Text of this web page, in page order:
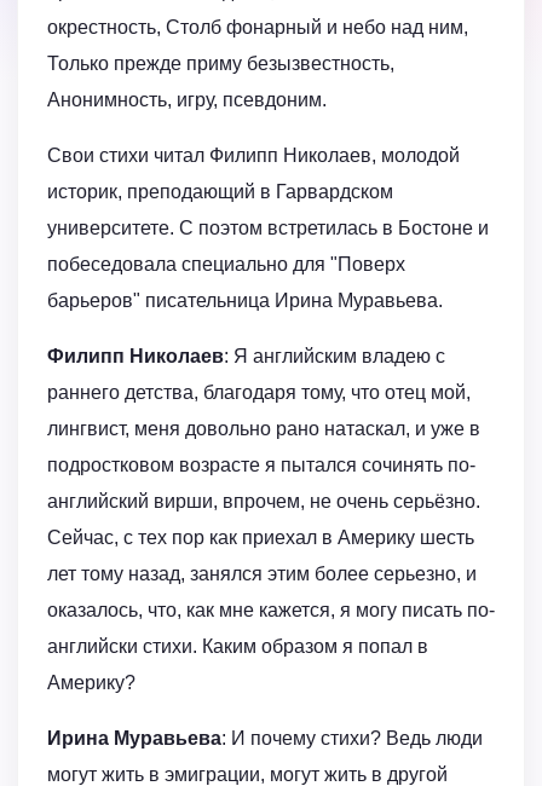
окрестность, Столб фонарный и небо над ним,
Только прежде приму безызвестность,
Анонимность, игру, псевдоним.
Свои стихи читал Филипп Николаев, молодой
историк, преподающий в Гарвардском
университете. С поэтом встретилась в Бостоне и
побеседовала специально для "Поверх
барьеров" писательница Ирина Муравьева.
Филипп Николаев: Я английским владею с
раннего детства, благодаря тому, что отец мой,
лингвист, меня довольно рано натаскал, и уже в
подростковом возрасте я пытался сочинять по-
английский вирши, впрочем, не очень серьёзно.
Сейчас, с тех пор как приехал в Америку шесть
лет тому назад, занялся этим более серьезно, и
оказалось, что, как мне кажется, я могу писать по-
английски стихи. Каким образом я попал в
Америку?
Ирина Муравьева: И почему стихи? Ведь люди
могут жить в эмиграции, могут жить в другой